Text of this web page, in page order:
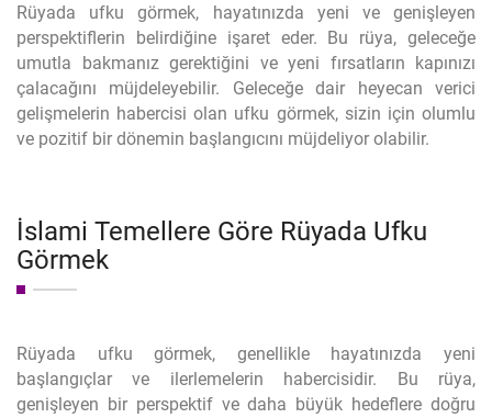
Rüyada ufku görmek, hayatınızda yeni ve genişleyen
perspektiflerin belirdiğine işaret eder. Bu rüya, geleceğe
umutla bakmanız gerektiğini ve yeni fırsatların kapınızı
çalacağını müjdeleyebilir. Geleceğe dair heyecan verici
gelişmelerin habercisi olan ufku görmek, sizin için olumlu
ve pozitif bir dönemin başlangıcını müjdeliyor olabilir.
İslami Temellere Göre Rüyada Ufku
Görmek
Rüyada ufku görmek, genellikle hayatınızda yeni
başlangıçlar ve ilerlemelerin habercisidir. Bu rüya,
genişleyen bir perspektif ve daha büyük hedeflere doğru